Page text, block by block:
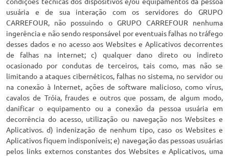
usuária e de sua interação com os servidores do GRUPO
CARREFOUR, não possuindo o GRUPO CARREFOUR nenhuma
ingerência e não sendo responsável por eventuais falhas no tráfego
desses dados e no acesso aos Websites e Aplicativos decorrentes
de falhas na internet; c) qualquer dano direto ou indireto
ocasionado por condutas de terceiros, tais como, mas não se
limitando a ataques cibernéticos, falhas no sistema, no servidor ou
na conexão à Internet, ações de software malicioso, como vírus,
cavalos de Tróia, fraudes e outros que possam, de algum modo,
danificar o equipamento ou a conexão da pessoa usuária em
decorrência do acesso, utilização ou navegação nos Websites e
Aplicativos. d) indenização de nenhum tipo, caso os Websites e
Aplicativos fiquem indisponíveis; e) navegação das pessoas usuárias
pelos links externos constantes dos Websites e Aplicativos, uma